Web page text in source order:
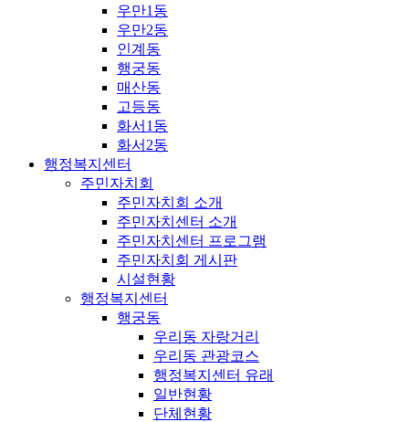
우만1동
우만2동
인계동
행궁동
매산동
고등동
화서1동
화서2동
행정복지센터
주민자치회
주민자치회 소개
주민자치센터 소개
주민자치센터 프로그램
주민자치회 게시판
시설현황
행정복지센터
행궁동
우리동 자랑거리
우리동 관광코스
행정복지센터 유래
일반현황
단체현황